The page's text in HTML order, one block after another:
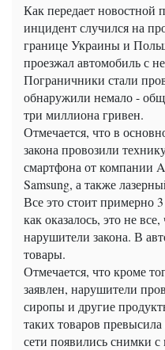
Как передает новостной
инцидент случился на
границе Украины и
проезжал автомобиль с
Пограничники стали
обнаружили немало -
три миллиона гривен.
Отмечается, что в
закона провозили
смартфона от компании
Samsung, а также
Все это стоит примерно
как оказалось, это не
нарушители закона. В
товары.
Отмечается, что кроме
заявлен, нарушители
сиропы и другие
таких товаров
сети появились снимки с